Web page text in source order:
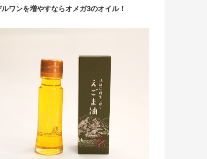
ワンを増やすならオメガ3のオイル！